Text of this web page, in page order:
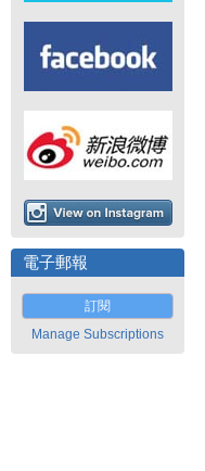
電子郵報
訂閱
Manage Subscriptions